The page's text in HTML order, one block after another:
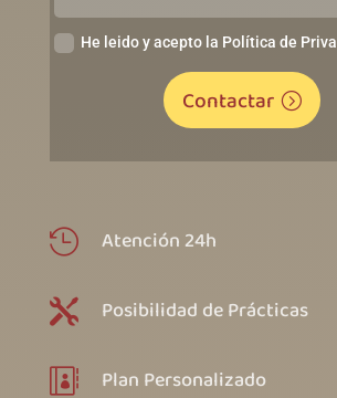
He leido y acepto la Política de
Contactar
 Atención 24h
 Posibilidad de Prácticas
 Plan Personalizado